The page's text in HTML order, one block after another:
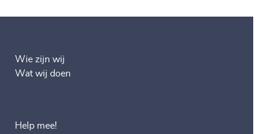
Wie zijn wij
Wat wij doen
Help mee!